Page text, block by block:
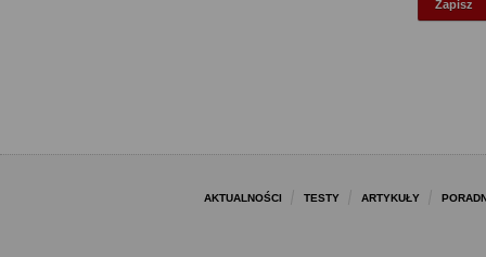
AKTUALNOŚCI TESTY ARTYKUŁY